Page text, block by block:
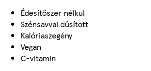
Édesítőszer nélkül
Szénsavval dúsított
Kalóriaszegény
Vegan
C-vitamin